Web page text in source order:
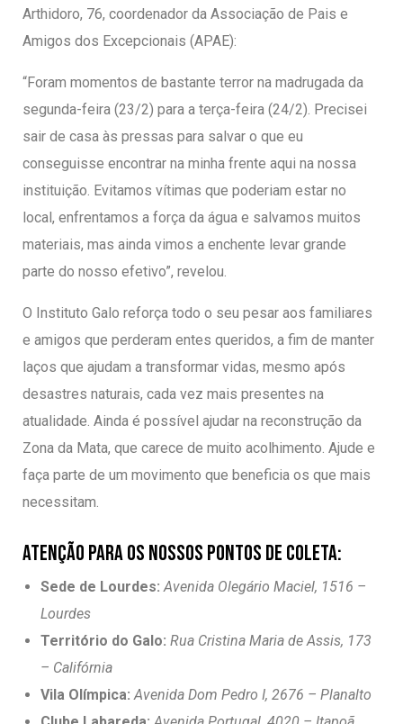
Arthidoro, 76, coordenador da Associação de Pais e
Amigos dos Excepcionais (APAE):
“Foram momentos de bastante terror na madrugada da
segunda-feira (23/2) para a terça-feira (24/2). Precisei
sair de casa às pressas para salvar o que eu
conseguisse encontrar na minha frente aqui na nossa
instituição. Evitamos vítimas que poderiam estar no
local, enfrentamos a força da água e salvamos muitos
materiais, mas ainda vimos a enchente levar grande
parte do nosso efetivo”, revelou.
O Instituto Galo reforça todo o seu pesar aos familiares
e amigos que perderam entes queridos, a fim de manter
laços que ajudam a transformar vidas, mesmo após
desastres naturais, cada vez mais presentes na
atualidade. Ainda é possível ajudar na reconstrução da
Zona da Mata, que carece de muito acolhimento. Ajude e
faça parte de um movimento que beneficia os que mais
necessitam.
Atenção para os nossos Pontos de coleta:
Sede de Lourdes: Avenida Olegário Maciel, 1516 –
Lourdes
Território do Galo: Rua Cristina Maria de Assis, 173
– Califórnia
Vila Olímpica: Avenida Dom Pedro I, 2676 – Planalto